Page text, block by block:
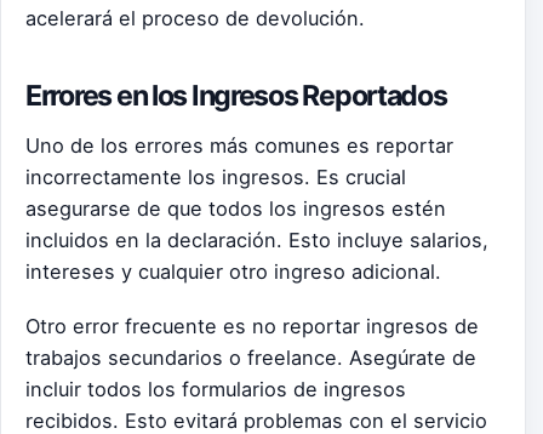
acelerará el proceso de devolución.
Errores en los Ingresos Reportados
Uno de los errores más comunes es reportar
incorrectamente los ingresos. Es crucial
asegurarse de que todos los ingresos estén
incluidos en la declaración. Esto incluye salarios,
intereses y cualquier otro ingreso adicional.
Otro error frecuente es no reportar ingresos de
trabajos secundarios o freelance. Asegúrate de
incluir todos los formularios de ingresos
recibidos. Esto evitará problemas con el servicio